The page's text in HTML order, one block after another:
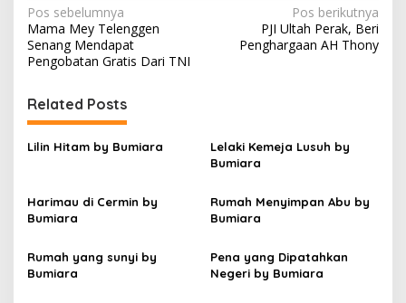
N
a
v
i
g
a
i
p
s
Pos sebelumnya
Mama Mey Telenggen
Senang Mendapat
Pengobatan Gratis Dari TNI
Pos berikutnya
PJI Ultah Perak, Beri
Penghargaan AH Thony
Related Posts
Lilin Hitam by Bumiara
Lelaki Kemeja Lusuh by
Bumiara
Harimau di Cermin by
Bumiara
Rumah Menyimpan Abu by
Bumiara
Rumah yang sunyi by
Bumiara
Pena yang Dipatahkan
Negeri by Bumiara